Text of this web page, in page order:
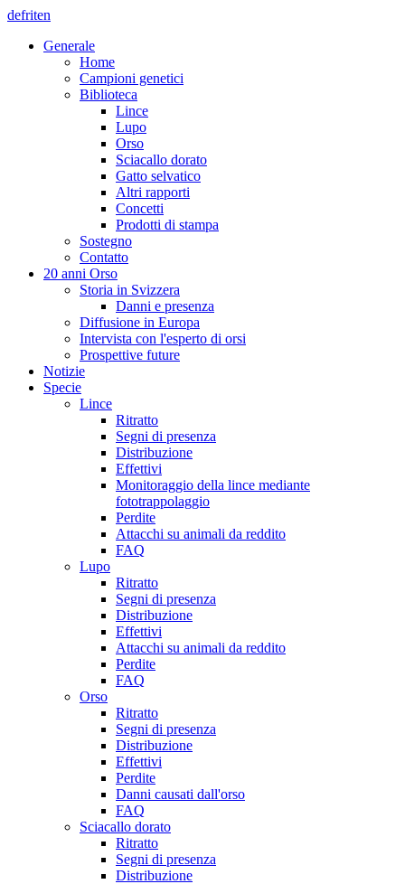
defriten
Generale
Home
Campioni genetici
Biblioteca
Lince
Lupo
Orso
Sciacallo dorato
Gatto selvatico
Altri rapporti
Concetti
Prodotti di stampa
Sostegno
Contatto
20 anni Orso
Storia in Svizzera
Danni e presenza
Diffusione in Europa
Intervista con l'esperto di orsi
Prospettive future
Notizie
Specie
Lince
Ritratto
Segni di presenza
Distribuzione
Effettivi
Monitoraggio della lince mediante
fototrappolaggio
Perdite
Attacchi su animali da reddito
FAQ
Lupo
Ritratto
Segni di presenza
Distribuzione
Effettivi
Attacchi su animali da reddito
Perdite
FAQ
Orso
Ritratto
Segni di presenza
Distribuzione
Effettivi
Perdite
Danni causati dall'orso
FAQ
Sciacallo dorato
Ritratto
Segni di presenza
Distribuzione